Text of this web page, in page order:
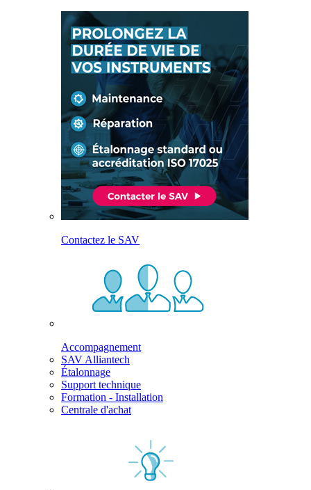
Contactez le SAV
Accompagnement
SAV Alliantech
Étalonnage
Support technique
Formation - Installation
Centrale d'achat